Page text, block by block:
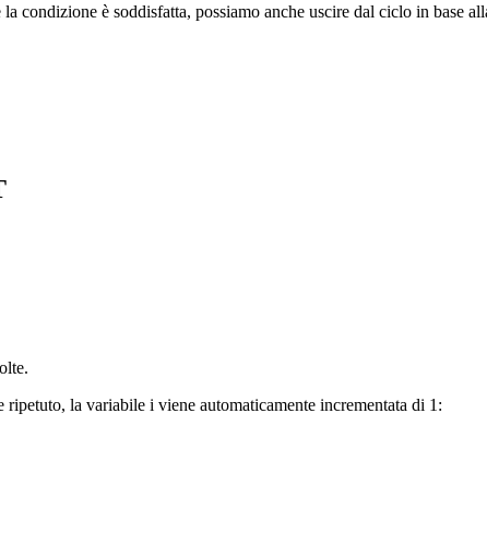
condizione è soddisfatta, possiamo anche uscire dal ciclo in base
la variabile i viene automaticamente incrementata di 1: